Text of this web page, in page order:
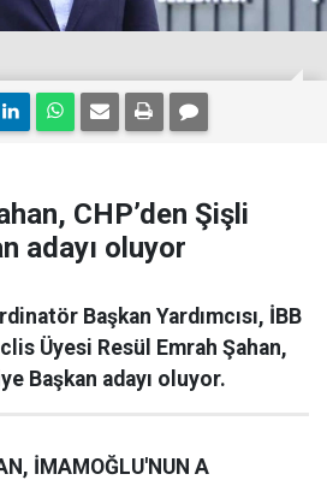
CHP’den Şişli
adayı oluyor
Başkan Yardımcısı, İBB
Üyesi Resül Emrah Şahan,
Başkan adayı oluyor.
İMAMOĞLU'NUN A